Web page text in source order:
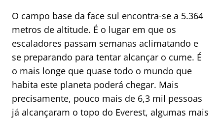
O campo base da face sul encontra-se a 5.364
metros de altitude. É o lugar em que os
escaladores passam semanas aclimatando e
se preparando para tentar alcançar o cume. É
o mais longe que quase todo o mundo que
habita este planeta poderá chegar. Mais
precisamente, pouco mais de 6,3 mil pessoas
já alcançaram o topo do Everest, algumas mais